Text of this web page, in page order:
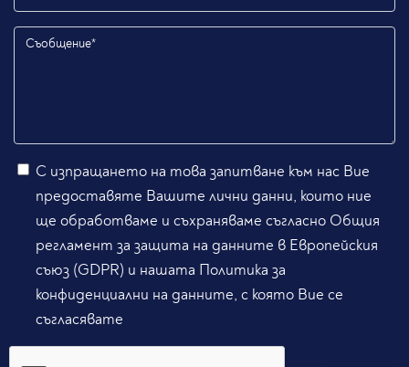
С изпращането на това запитване към нас Вие
предоставяте Вашите лични данни, които ние
ще обработваме и съхраняваме съгласно Общия
регламент за защита на данните в Европейския
съюз (GDPR) и нашата Политика за
конфиденциални на данните, с която Вие се
съгласявате